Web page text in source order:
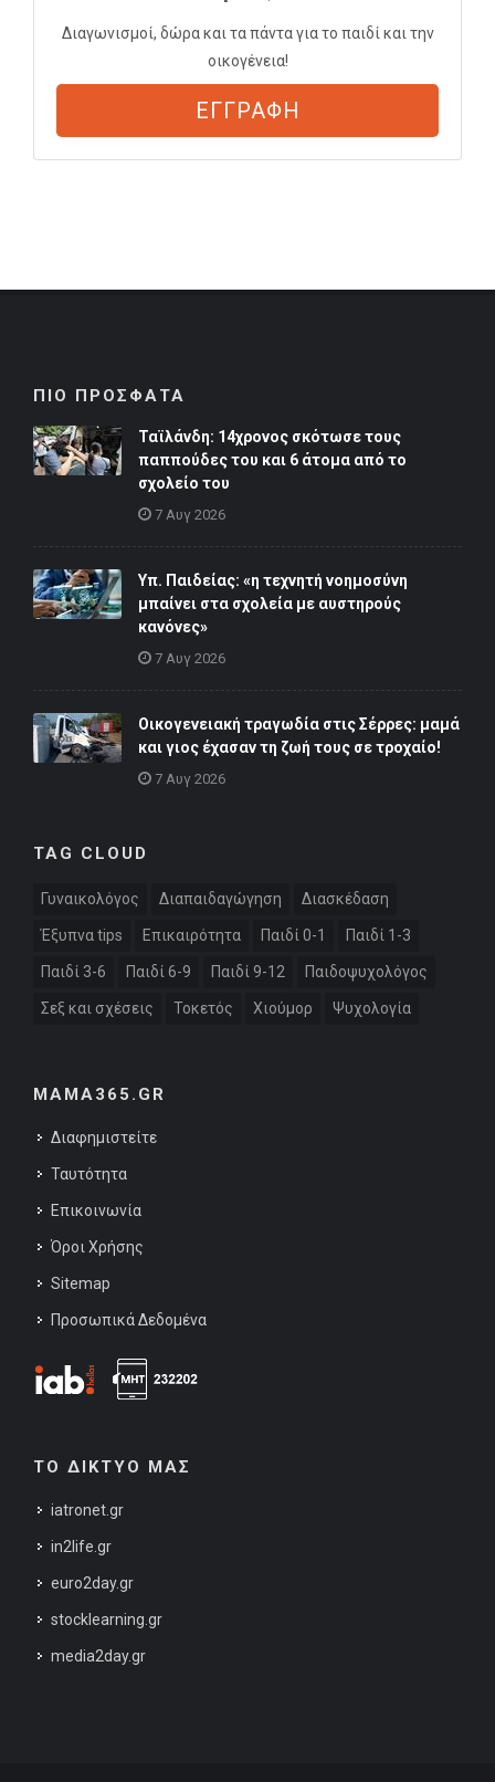
Διαγωνισμοί, δώρα και τα πάντα για το παιδί και την
οικογένεια!
ΕΓΓΡΑΦΗ
ΠΙΟ ΠΡΟΣΦΑΤΑ
Ταϊλάνδη: 14χρονος σκότωσε τους
παππούδες του και 6 άτομα από το
σχολείο του
7 Αυγ 2026
Υπ. Παιδείας: «η τεχνητή νοημοσύνη
μπαίνει στα σχολεία με αυστηρούς
κανόνες»
7 Αυγ 2026
Οικογενειακή τραγωδία στις Σέρρες: μαμά
και γιος έχασαν τη ζωή τους σε τροχαίο!
7 Αυγ 2026
TAG CLOUD
Γυναικολόγος Διαπαιδαγώγηση Διασκέδαση
Έξυπνα tips Επικαιρότητα Παιδί 0-1 Παιδί 1-3
Παιδί 3-6 Παιδί 6-9 Παιδί 9-12 Παιδοψυχολόγος
Σεξ και σχέσεις Τοκετός Χιούμορ Ψυχολογία
MAMA365.GR
Διαφημιστείτε
Ταυτότητα
Επικοινωνία
Όροι Χρήσης
Sitemap
Προσωπικά Δεδομένα
ΤΟ ΔΙΚΤΥΟ ΜΑΣ
iatronet.gr
in2life.gr
euro2day.gr
stocklearning.gr
media2day.gr